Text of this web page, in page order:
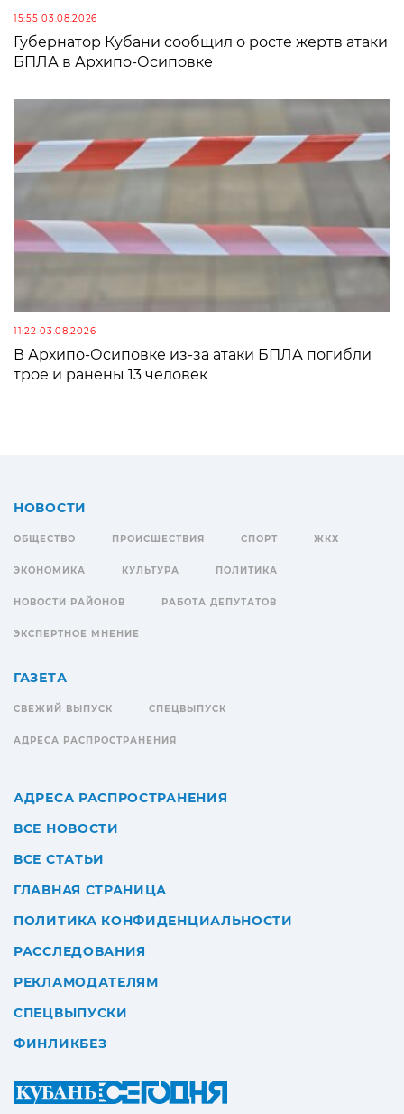
15:55 03.08.2026
Губернатор Кубани сообщил о росте жертв атаки
БПЛА в Архипо-Осиповке
11:22 03.08.2026
В Архипо-Осиповке из-за атаки БПЛА погибли
трое и ранены 13 человек
НОВОСТИ
ОБЩЕСТВО ПРОИСШЕСТВИЯ СПОРТ ЖКХ
ЭКОНОМИКА КУЛЬТУРА ПОЛИТИКА
НОВОСТИ РАЙОНОВ РАБОТА ДЕПУТАТОВ
ЭКСПЕРТНОЕ МНЕНИЕ
ГАЗЕТА
СВЕЖИЙ ВЫПУСК СПЕЦВЫПУСК
АДРЕСА РАСПРОСТРАНЕНИЯ
АДРЕСА РАСПРОСТРАНЕНИЯ
ВСЕ НОВОСТИ
ВСЕ СТАТЬИ
ГЛАВНАЯ СТРАНИЦА
ПОЛИТИКА КОНФИДЕНЦИАЛЬНОСТИ
РАССЛЕДОВАНИЯ
РЕКЛАМОДАТЕЛЯМ
СПЕЦВЫПУСКИ
ФИНЛИКБЕЗ